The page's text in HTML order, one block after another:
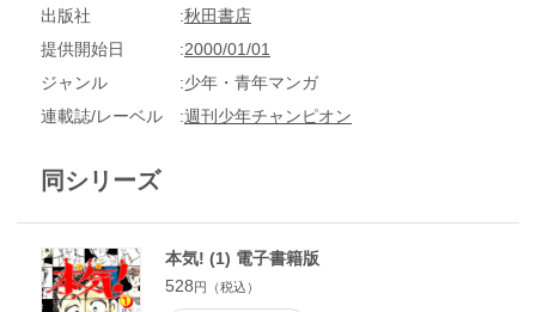
出版社
秋田書店
提供開始日
2000/01/01
ジャンル
少年・青年マンガ
連載誌/レーベル
週刊少年チャンピオン
同シリーズ
本気! (1) 電子書籍版
528円（税込）